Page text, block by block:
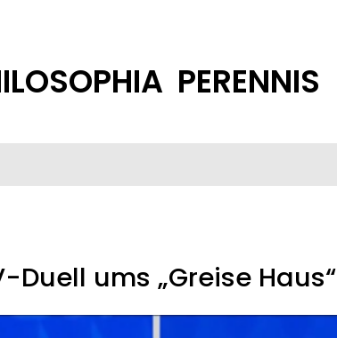
PERENNIS
ums „Greise Haus“